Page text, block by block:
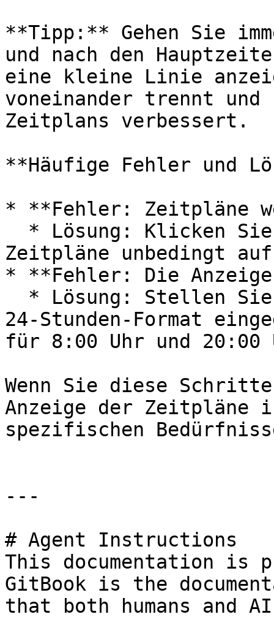
**Tipp:** Gehen Sie
und nach den
eine kleine Linie
voneinander trennt
Zeitplans verbessert.
**Häufige Fehler und
* **Fehler: Zeitpläne
Zeitpläne unbedingt
* **Fehler: Die
24-Stunden-Format
für 8:00 Uhr und
Wenn Sie diese
Anzeige der Zeitpläne
spezifischen
---
# Agent Instructions
This documentation is
GitBook is the
that both humans and